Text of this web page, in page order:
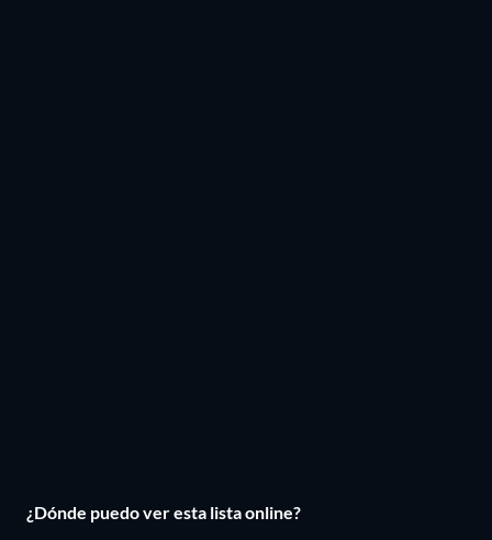
¿Dónde puedo ver esta lista online?